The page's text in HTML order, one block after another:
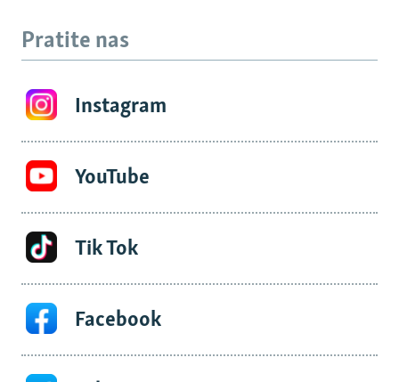
Pratite nas
Instagram
YouTube
Tik Tok
Facebook